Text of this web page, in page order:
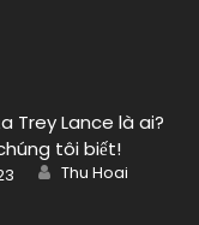
Trey Lance là ai?
tôi biết!
Author
Thu Hoai